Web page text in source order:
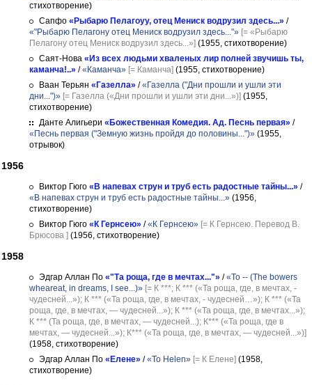
стихотворение)
Сапфо «Рыбарю Пелагоyу, отец Мениск водрузил здесь...» /
«"Рыбарю Пелагону отец Мениск водрузил здесь..."» [= «Рыбарю
Пелагону отец Мениск водрузил здесь...»] (1955, стихотворение)
Саят-Нова «Из всех людьми хваленых лир полней звучишь ты,
каманча!..» /«Каманча» [= Каманча] (1955, стихотворение)
Ваан Терьян «Газелла» /«Газелла ("Дни прошли и ушли эти
дни...")» [= Газелла («Дни прошли и ушли эти дни...»)] (1955,
стихотворение)
Данте Алигьери «Божественная Комедия. Ад. Песнь первая» /
«Песнь первая ("Земную жизнь пройдя до половины...")» (1955,
отрывок)
1956
Виктор Гюго «В напевах струн и труб есть радостные тайны...» /
«В напевах струн и труб есть радостные тайны...» (1956,
стихотворение)
Виктор Гюго «К Гернсею» /«К Гернсею» [= К Гернсею. Перевод В.
Брюсова ] (1956, стихотворение)
1958
Эдгар Аллан По «"Та роща, где в мечтах..."» /«To -- (The bowers
wheareat, in dreams, I see...)» [= К ***; К *** («Та роща, где, в мечтах, -
чудесней...»); К *** («Та роща, где, в мечтах, - чудесней…»); К *** («Та
роща, где, в мечтах, — чудесней...»); К *** («Та роща, где, в мечтах...»);
К *** (Та роща, где, в мечтах, — чудесней...); К*** («Та роща, где в
мечтах, — чудесней...»); К*** («Та роща, где, в мечтах, — чудесней...»)]
(1958, стихотворение)
Эдгар Аллан По «Елене» /«To Helen» [= К Елене] (1958,
стихотворение)